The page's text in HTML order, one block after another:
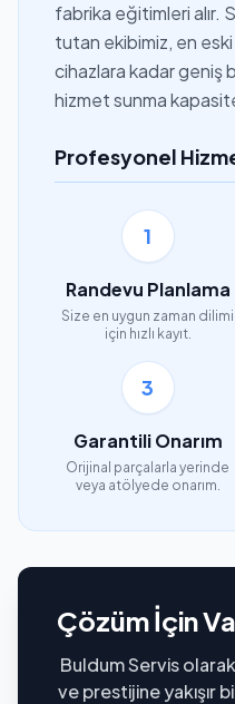
fabrika eğitimleri alır.
tutan ekibimiz, en eski
cihazlara kadar geniş
hizmet sunma
Profesyonel
1
Randevu Planlama
Size en uygun zaman dilimi
için hızlı kayıt.
3
Garantili Onarım
Orijinal parçalarla yerinde
veya atölyede onarım.
Çözüm İçin
Buldum Servis
ve prestijine yakışır